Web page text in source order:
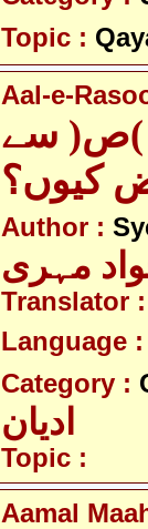
Topic :
Aal-e-
)ص( سے
کیوں؟
Author :
مہری
Translator :
Language :
Category :
ادیان
Topic :
Aamal